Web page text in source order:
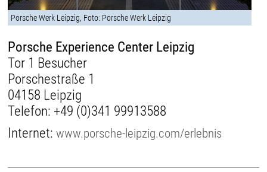
Porsche Werk Leipzig, Foto: Porsche Werk Leipzig
Porsche Experience Center Leipzig
Tor 1 Besucher
Porschestraße 1
04158 Leipzig
Telefon: +49 (0)341 99913588
Internet:www.porsche-leipzig.com/erlebnis